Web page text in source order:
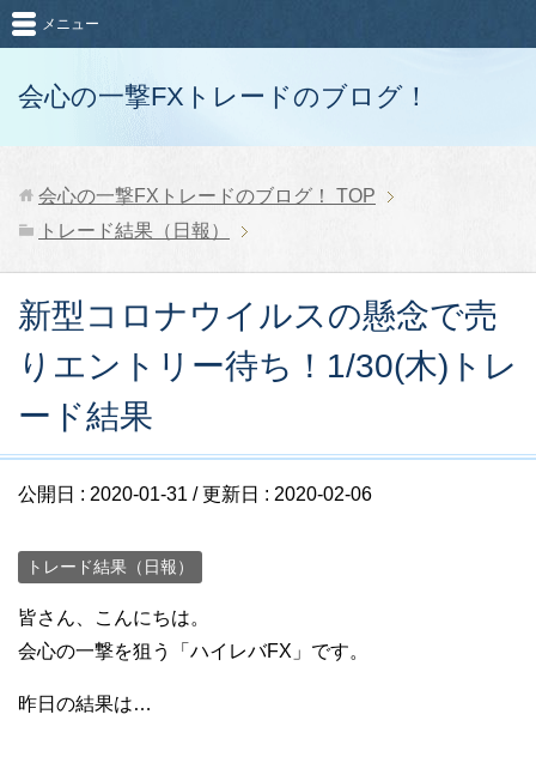
会心の一撃FXトレードのブログ！
メニュー
会心の一撃FXトレードのブログ！
TOP
トレード結果（日報）
新型コロナウイルスの懸念で売
りエントリー待ち！1/30(木)トレ
ード結果
公開日 : 2020-01-31 / 更新日 : 2020-02-06
トレード結果（日報）
皆さん、こんにちは。
会心の一撃を狙う「ハイレバFX」です。
昨日の結果は…